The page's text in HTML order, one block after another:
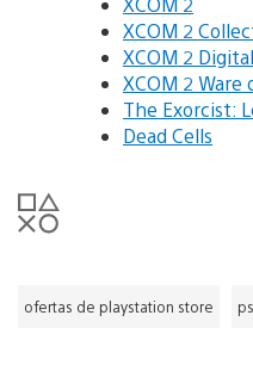
XCOM 2
XCOM 2
XCOM 2
The Exorcist:
Dead Cells
ofertas de playstation store